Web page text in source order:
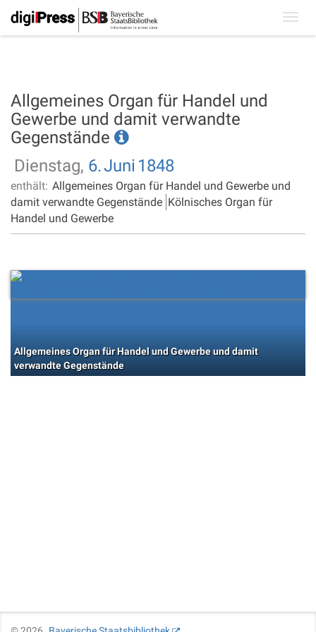
Allgemeines Organ für Handel und
Gewerbe und damit verwandte
Gegenstände
Dienstag, 6.Juni 1848
enthält: Allgemeines Organ für Handel und Gewerbe und
damit verwandte Gegenstände Kölnisches Organ für
Handel und Gewerbe
Allgemeines Organ für Handel und Gewerbe und damit
verwandte Gegenstände